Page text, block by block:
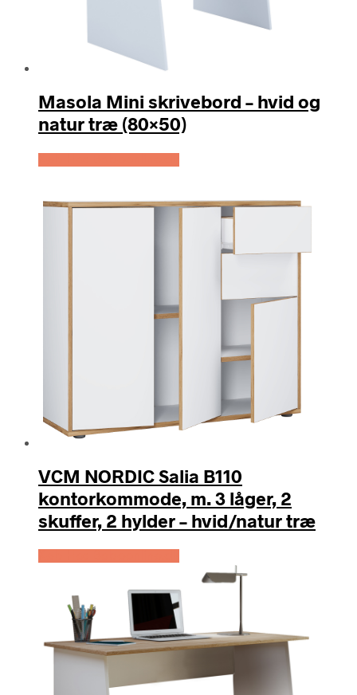
Masola Mini skrivebord – hvid og
natur træ (80×50)
VCM NORDIC Salia B110
kontorkommode, m. 3 låger, 2
skuffer, 2 hylder – hvid/natur træ